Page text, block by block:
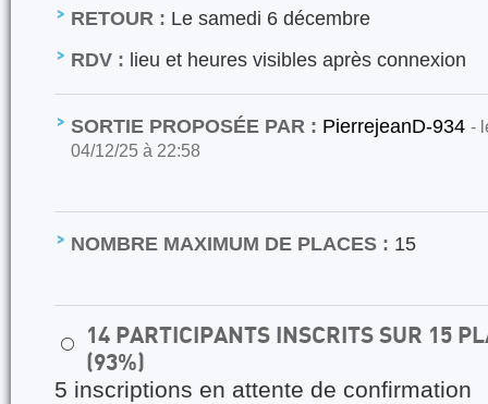
RETOUR : Le samedi 6 décembre
RDV : lieu et heures visibles après connexion
SORTIE PROPOSÉE PAR : PierrejeanD-934 -
04/12/25 à 22:58
NOMBRE MAXIMUM DE PLACES : 15
⚪
14 PARTICIPANTS INSCRITS SUR 15
(93%)
5 inscriptions en attente de confirmation